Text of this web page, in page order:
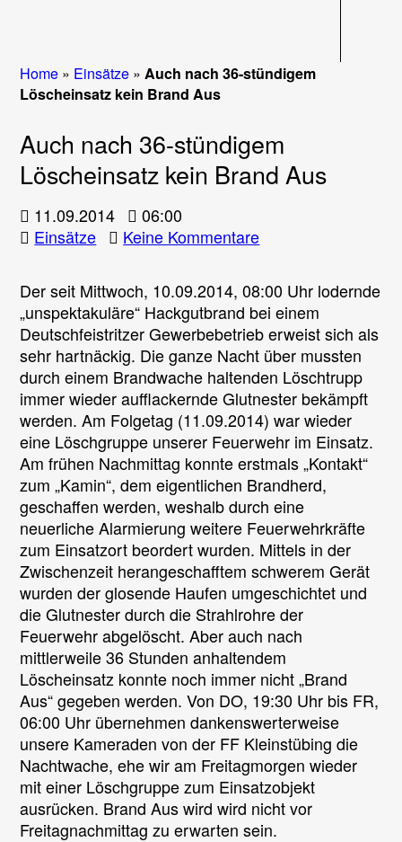
Home » Einsätze »Auch nach 36-stündigem
Löscheinsatz kein Brand Aus
Auch nach 36-stündigem
Löscheinsatz kein Brand Aus
11.09.2014
06:00
Einsätze
Keine Kommentarezu
36-
stündigem
Löscheinsatz
kein
Brand
Aus
Der seit Mittwoch, 10.09.2014, 08:00 Uhr lodernde
„unspektakuläre“ Hackgutbrand bei einem
Deutschfeistritzer Gewerbebetrieb erweist sich als
sehr hartnäckig. Die ganze Nacht über mussten
durch einem Brandwache haltenden Löschtrupp
immer wieder aufflackernde Glutnester bekämpft
werden. Am Folgetag (11.09.2014) war wieder
eine Löschgruppe unserer Feuerwehr im Einsatz.
Am frühen Nachmittag konnte erstmals „Kontakt“
zum „Kamin“, dem eigentlichen Brandherd,
geschaffen werden, weshalb durch eine
neuerliche Alarmierung weitere Feuerwehrkräfte
zum Einsatzort beordert wurden. Mittels in der
Zwischenzeit herangeschafftem schwerem Gerät
wurden der glosende Haufen umgeschichtet und
die Glutnester durch die Strahlrohre der
Feuerwehr abgelöscht. Aber auch nach
mittlerweile 36 Stunden anhaltendem
Löscheinsatz konnte noch immer nicht „Brand
Aus“ gegeben werden. Von DO, 19:30 Uhr bis FR,
06:00 Uhr übernehmen dankenswerterweise
unsere Kameraden von der FF Kleinstübing die
Nachtwache, ehe wir am Freitagmorgen wieder
mit einer Löschgruppe zum Einsatzobjekt
ausrücken. Brand Aus wird wird nicht vor
Freitagnachmittag zu erwarten sein.